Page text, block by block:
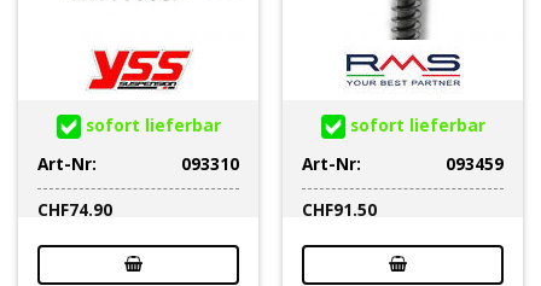
sofort lieferbar
Art-Nr:
093310
CHF74.90
sofort lieferbar
Art-Nr:
093459
CHF91.50